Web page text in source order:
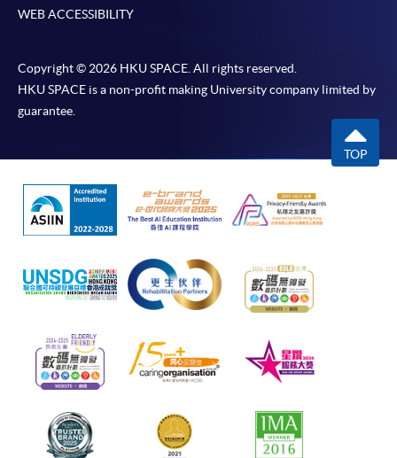
WEB ACCESSIBILITY
Copyright © 2026 HKU SPACE. All rights reserved.
HKU SPACE is a non-profit making University company limited by
guarantee.
TOP